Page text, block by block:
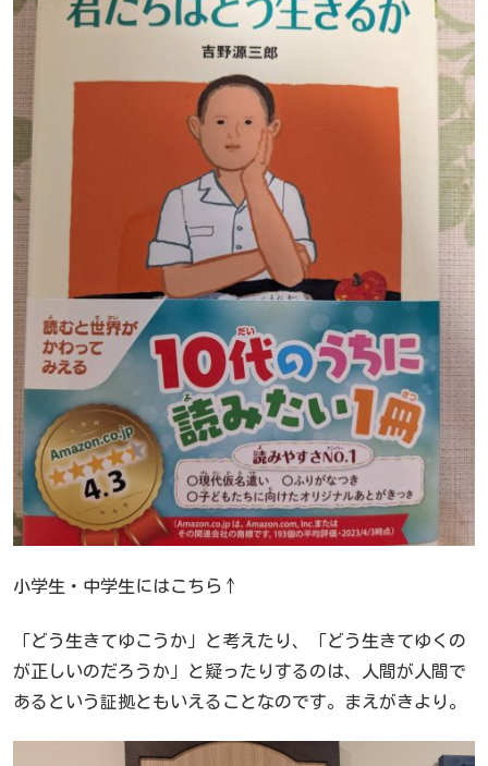
小学生・中学生にはこちら↑
「どう生きてゆこうか」と考えたり、「どう生きてゆくの
が正しいのだろうか」と疑ったりするのは、人間が人間で
あるという証拠ともいえることなのです。まえがきより。